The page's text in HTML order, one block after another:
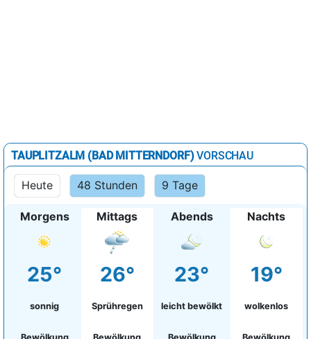
TAUPLITZALM (BAD MITTERNDORF)VORSCHAU
Heute 48 Stunden 9 Tage
Morgens
25°
sonnig
Mittags
26°
Sprühregen
Abends
23°
leicht bewölkt
Nachts
19°
wolkenlos